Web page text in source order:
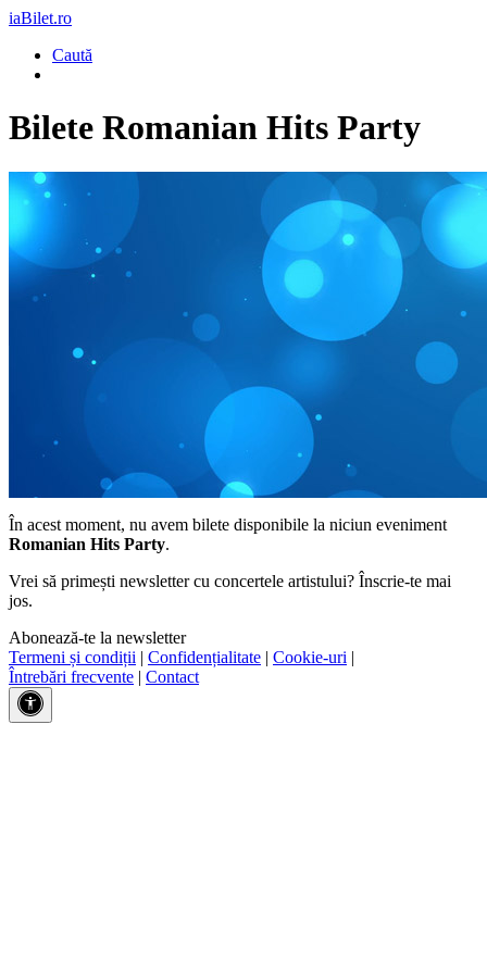
iaBilet.ro
Caută
Bilete Romanian Hits Party
În acest moment, nu avem bilete disponibile la niciun eveniment
Romanian Hits Party.
Vrei să primești newsletter cu concertele artistului? Înscrie-te mai
jos.
Abonează-te la newsletter
Termeni și condiții | Confidențialitate | Cookie-uri |
Întrebări frecvente | Contact